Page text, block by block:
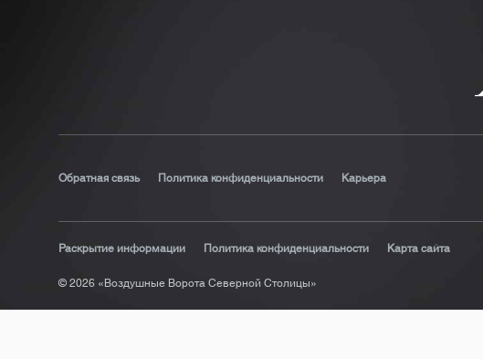
Обратная связь Политика конфиденциальности Карьера
Раскрытие информации Политика конфиденциальности Карта сайта
© 2026 «Воздушные Ворота Северной Столицы»